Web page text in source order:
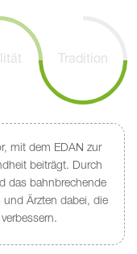
Tradition
mit dem EDAN zur
beiträgt. Durch
das bahnbrechende
und Ärzten dabei, die